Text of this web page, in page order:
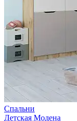
Спальни
Детская Модена